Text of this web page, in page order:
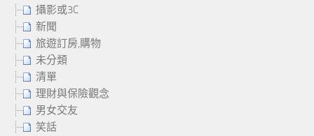
攝影或3C
新聞
旅遊訂房,購物
未分類
清單
理財與保險觀念
男女交友
笑話